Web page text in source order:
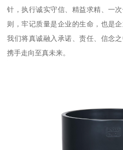
针，执行诚实守信、精益求精、一
则，牢记质量是企业的生命，也是
我们将真诚融入承诺、责任、信念
携手走向至真未来。